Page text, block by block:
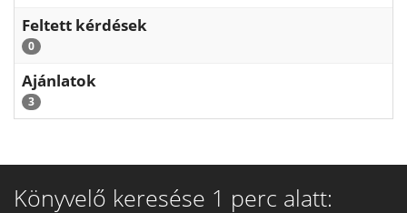
Feltett kérdések
0
Ajánlatok
3
Könyvelő keresése 1 perc alatt: